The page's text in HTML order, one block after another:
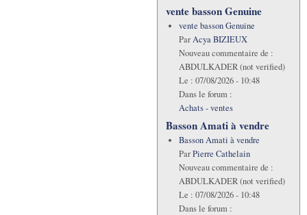
vente basson Genuine
vente basson Genuine
ParAcya BIZIEUX
Nouveau commentaire de :
ABDULKADER (not verified)
Le : 07/08/2026 - 10:48
Dans le forum :
Achats - ventes
Basson Amati à vendre
Basson Amati à vendre
ParPierre Cathelain
Nouveau commentaire de :
ABDULKADER (not verified)
Le : 07/08/2026 - 10:48
Dans le forum :